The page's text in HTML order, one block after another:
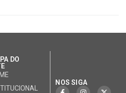
DO
NOS SIGA